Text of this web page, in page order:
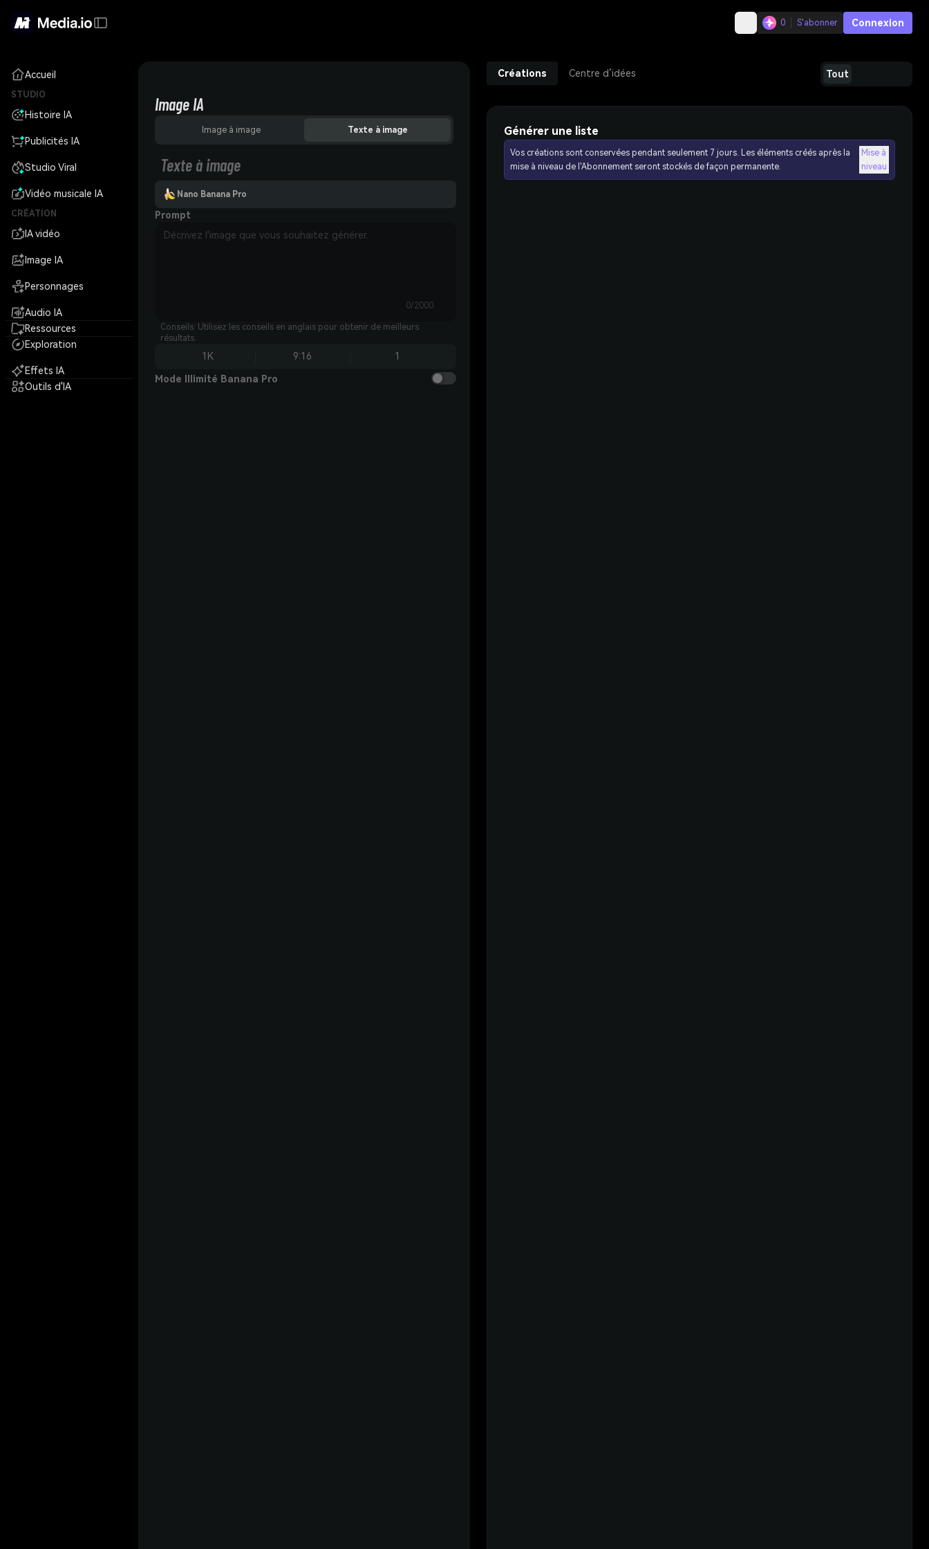
0 S'abonner Connexion
Accueil
STUDIO
Histoire IA
Publicités IA
Studio Viral
Vidéo musicale IA
CRÉATION
IA vidéo
Image IA
Personnages
Audio IA
Ressources
Exploration
Effets IA
Outils d'IA
Image IA
Image à image Texte à image
Texte à image
Nano Banana Pro
Prompt
0/2000
Conseils: Utilisez les conseils en anglais pour obtenir de meilleurs
résultats.
1K 9:16 1
Mode Illimité Banana Pro
Créations Centre d’idées Tout
Générer une liste
Vos créations sont conservées pendant seulement 7 jours. Les éléments créés après la
mise à niveau de l'Abonnement seront stockés de façon permanente.
Mise à
niveau